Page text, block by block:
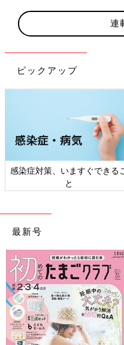
トコちゃんベルトは、強く
下に腹巻きを着ければ肌が
は手持ちの腹巻きを使いま
れるのがつらくなり、着用で
「無印 良品・綿であったかリ
で苦しくなりません。リブ
るくらいよく伸びて、おな
す。厚手なのでトコちゃん
また、保温効果も抜群です
に、妊婦健診の日はパンツ
スを着ていたのですが、こ
連
ピックアップ
感染症対策、いますぐできる
と
最新号